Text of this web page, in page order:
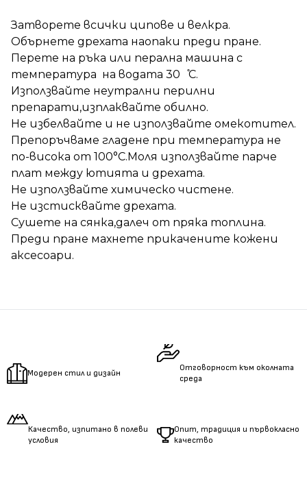
Затворете всички ципове и велкра.
Обърнете дрехата наопаки преди пране.
Перете на ръка или перална машина с
температура на водата 30 ̊С.
Използвайте неутрални перилни
препарати,изплаквайте обилно.
Не избелвайте и не използвайте омекотител.
Препоръчваме гладене при температура не
по-висока от 100°C.Моля използвайте парче
плат между ютията и дрехата.
Не използвайте химическо чистене.
Не изстисквайте дрехата.
Сушете на сянка,далеч от пряка топлина.
Преди пране махнете прикачените кожени
аксесоари.
Модерен стил и дизайн
Отговорност към околната
среда
Качество, изпитано в полеви
условия
Опит, традиция и първокласно
качество